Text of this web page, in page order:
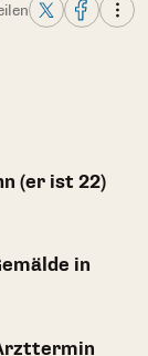
(er ist 22)
in